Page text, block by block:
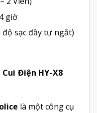
4 giờ
độ sạc đầy tự ngắt)
Điện HY-X8
là một công cụ